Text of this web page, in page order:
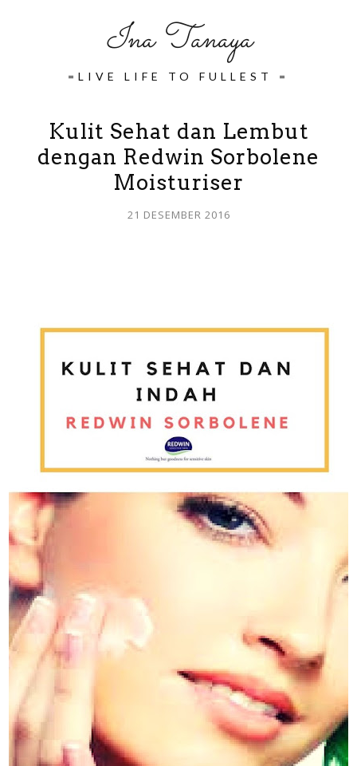
Ina Tanaya
=LIVE LIFE TO FULLEST =
Kulit Sehat dan Lembut
dengan Redwin Sorbolene
Moisturiser
21 DESEMBER 2016